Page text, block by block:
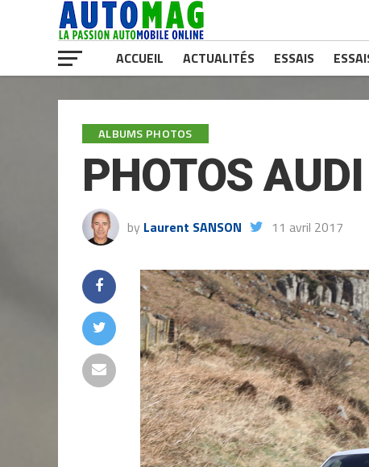
ACCUEIL ACTUALITÉS ESSAIS
ALBUMS PHOTOS
PHOTOS
by Laurent SANSON 11 avril 2017